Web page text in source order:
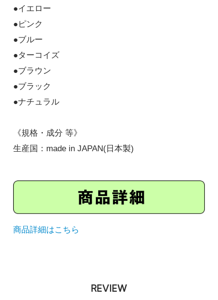
●イエロー
●ピンク
●ブルー
●ターコイズ
●ブラウン
●ブラック
●ナチュラル
《規格・成分 等》
生産国：made in JAPAN(日本製)
商品詳細はこちら
REVIEW
330円(税込)
ターコイズ
330円(税込)
ブラウン
330円(税込)
ナチュラル